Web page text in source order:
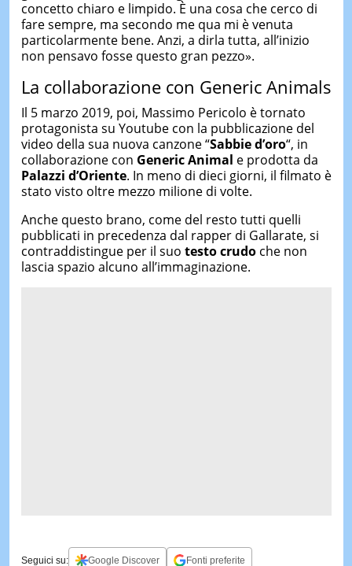
concetto chiaro e limpido. È una cosa che cerco di
fare sempre, ma secondo me qua mi è venuta
particolarmente bene. Anzi, a dirla tutta, all’inizio
non pensavo fosse questo gran pezzo».
La collaborazione con Generic Animals
Il 5 marzo 2019, poi, Massimo Pericolo è tornato
protagonista su Youtube con la pubblicazione del
video della sua nuova canzone “Sabbie d’oro“, in
collaborazione con Generic Animal e prodotta da
Palazzi d’Oriente. In meno di dieci giorni, il filmato è
stato visto oltre mezzo milione di volte.
Anche questo brano, come del resto tutti quelli
pubblicati in precedenza dal rapper di Gallarate, si
contraddistingue per il suo testo crudoche non
lascia spazio alcuno all’immaginazione.
Seguici su: Google Discover Fonti preferite